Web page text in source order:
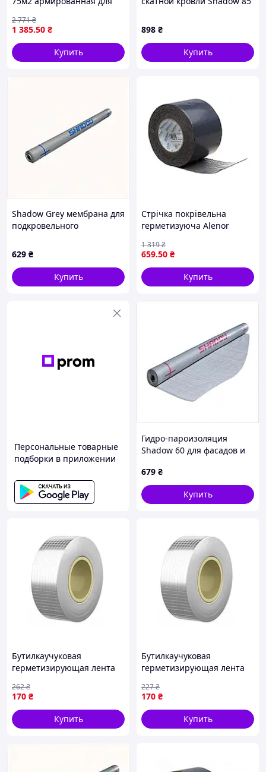
конденсата белая ТМ
Master
1 385.50 ₴
2 771₴
Купить
898 ₴
Купить
Shadow Grey мембрана для
подкровельного
885P1461A
629 ₴
Купить
Стрічка покрівельна
герметизуюча Alenor
герметизації швів
659.50 ₴
1 319₴
Купить
Персональные товарные
подборки в приложении
Гидро-пароизоляция
Shadow 60 для фасадов и
8P8M51491
679 ₴
Купить
Бутилкаучуковая
герметизирующая лента
для ремонта и
гидроизоляции
170 ₴
262₴
Купить
Бутилкаучуковая
герметизирующая лента
для ремонта и
гидроизоляции
170 ₴
227₴
Купить